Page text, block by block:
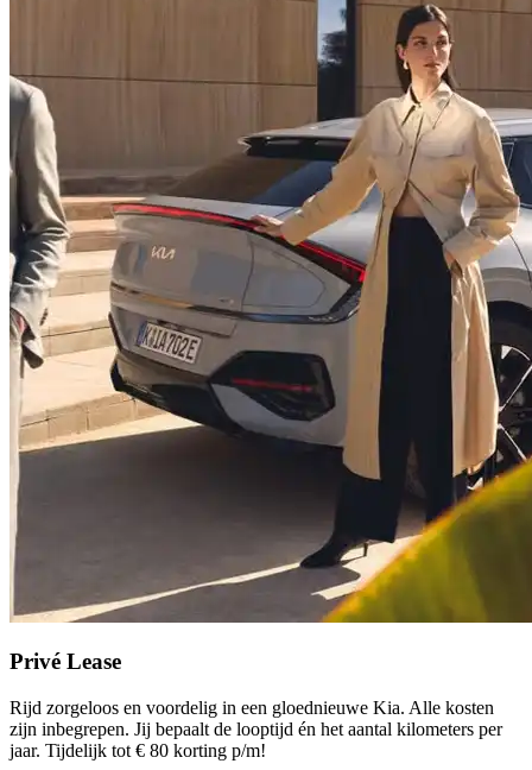
Privé Lease
Rijd zorgeloos en voordelig in een gloednieuwe Kia. Alle kosten
zijn inbegrepen. Jij bepaalt de looptijd én het aantal kilometers per
jaar. Tijdelijk tot € 80 korting p/m!